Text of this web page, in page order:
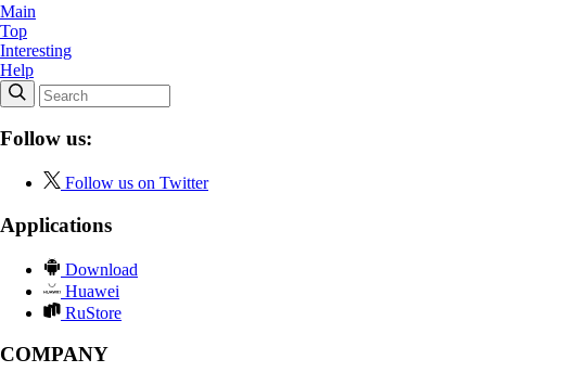
Main
Top
Interesting
Help
Follow us:
Follow us on Twitter
Applications
Download
Huawei
RuStore
COMPANY